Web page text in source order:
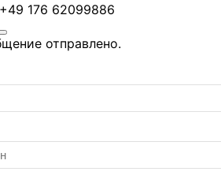
+49 176 62099886
отправлено.